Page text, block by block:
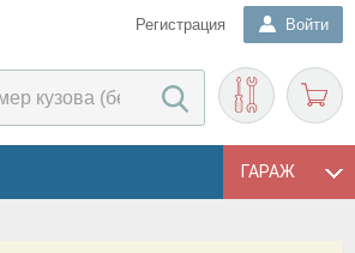
Регистрация Войти
ГАРАЖ